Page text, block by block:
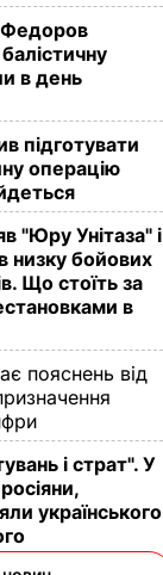
Федоров
в день
підготувати
операцію
"Юру Унітаза" і
низку бойових
Що стоїть за
в
пояснень від
і страт". У
українського